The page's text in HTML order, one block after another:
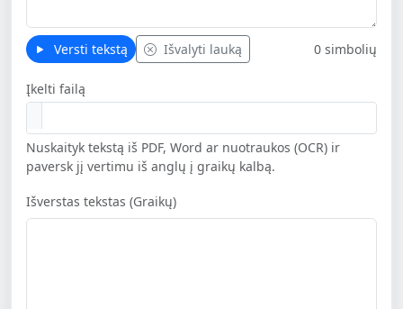
Versti tekstą Išvalyti lauką 0 simbolių
Įkelti failą
Nuskaityk tekstą iš PDF, Word ar nuotraukos (OCR) ir
paversk jį vertimu iš anglų į graikų kalbą.
Išverstas tekstas (Graikų)